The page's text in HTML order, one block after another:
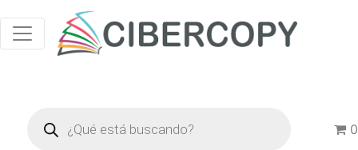
productos
0